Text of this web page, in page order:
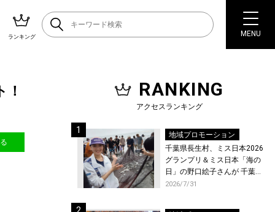
ランキング MENU
RANKING
アクセスランキング
地域プロモーション
千葉県長生村、ミス日本2026
グランプリ＆ミス日本「海の
日」の野口絵子さんが 千葉県
唯一の村・長生村で地引網を
2026/7/31